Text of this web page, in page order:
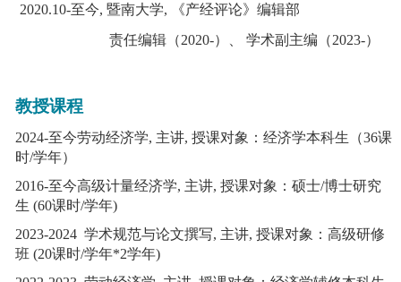
2020.10-至今, 暨南大学,
《产经评论》编辑部
责任编辑（2020-）、 学术副主编（2023-）
教授课程
2024-至今劳动经济学, 主讲, 授课对象：经济学本科生（36课
时/学年）
2016-至今高级计量经济学, 主讲, 授课对象：硕士/博士研究
生 (60课时/学年)
2023-2024 学术规范与论文撰写, 主讲, 授课对象：高级研修
班 (20课时/学年*2学年)